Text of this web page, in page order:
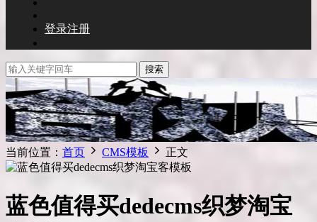
登录注册
搜索
当前位置： 首页 CMS模板 正文
蓝色值得买dedecms织梦淘宝